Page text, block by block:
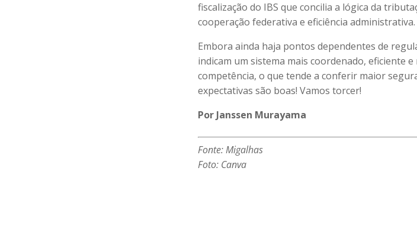
fiscalização do IBS que concilia a lógica da
cooperação federativa e eficiência administrativa.
Embora ainda haja pontos dependentes de
indicam um sistema mais coordenado, eficiente
competência, o que tende a conferir maior
expectativas são boas! Vamos torcer!
Por Janssen Murayama
Fonte: Migalhas
Foto: Canva